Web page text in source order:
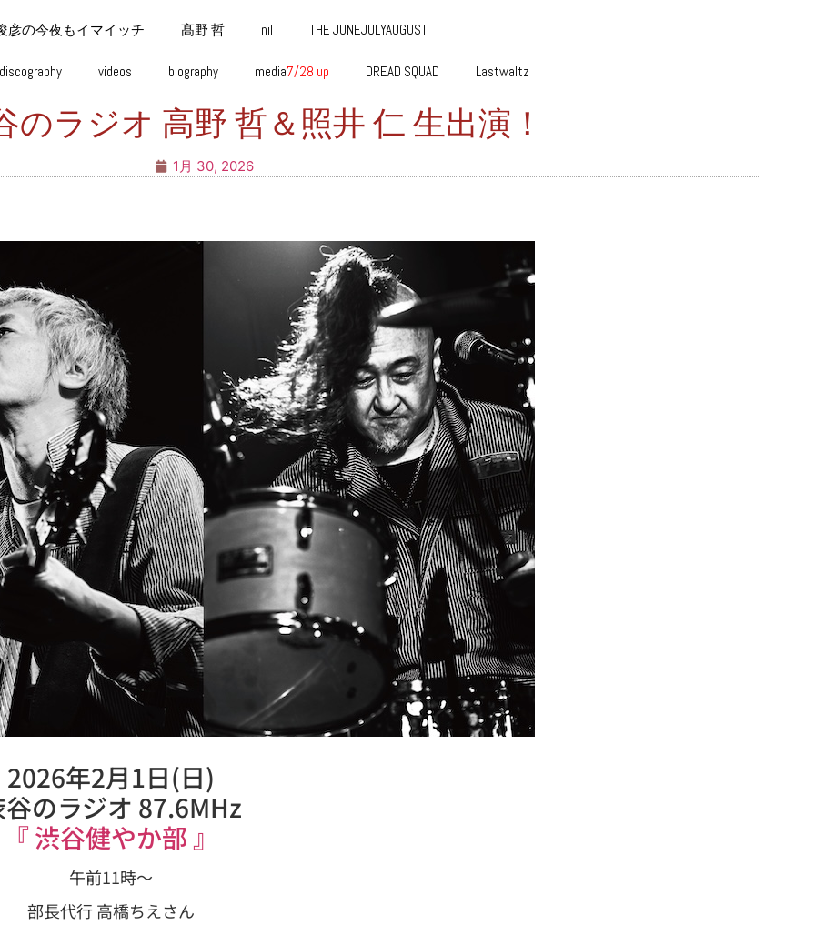
彦の今夜もイマイッチ 髙野 哲 nil THE JUNEJULYAUGUST
discography videos biography media7/28 up DREAD SQUAD Lastwaltz
のラジオ 高野 哲＆照井 仁 生出演！
1月 30, 2026
2026年2月1日(日)
のラジオ 87.6MHz
『 渋谷健やか部 』
午前11時〜
部長代行 高橋ちえさん